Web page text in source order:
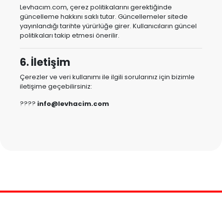
Levhacım.com, çerez politikalarını gerektiğinde
güncelleme hakkını saklı tutar. Güncellemeler sitede
yayınlandığı tarihte yürürlüğe girer. Kullanıcıların güncel
politikaları takip etmesi önerilir.
6. İletişim
Çerezler ve veri kullanımı ile ilgili sorularınız için bizimle
iletişime geçebilirsiniz:
???? info@levhacim.com